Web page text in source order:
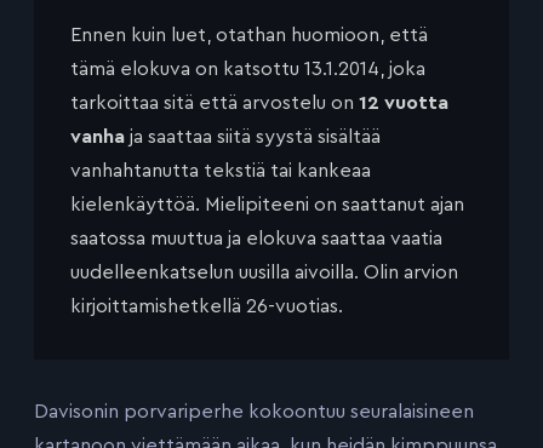
Ennen kuin luet, otathan huomioon, että
tämä elokuva on katsottu 13.1.2014, joka
tarkoittaa sitä että arvostelu on 12 vuotta
vanha ja saattaa siitä syystä sisältää
vanhahtanutta tekstiä tai kankeaa
kielenkäyttöä. Mielipiteeni on saattanut ajan
saatossa muuttua ja elokuva saattaa vaatia
uudelleenkatselun uusilla aivoilla. Olin arvion
kirjoittamishetkellä 26-vuotias.
Davisonin porvariperhe kokoontuu seuralaisineen